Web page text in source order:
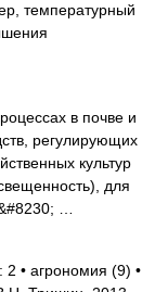
температурный
в почве и
регулирующих
культур
для
…
• агрономия (9) •